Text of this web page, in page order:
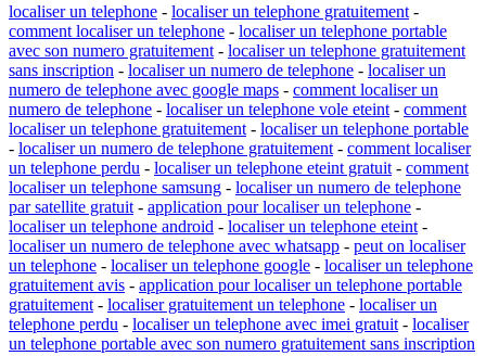
localiser un telephone - localiser un telephone gratuitement -
comment localiser un telephone - localiser un telephone portable
avec son numero gratuitement - localiser un telephone gratuitement
sans inscription - localiser un numero de telephone - localiser un
numero de telephone avec google maps - comment localiser un
numero de telephone - localiser un telephone vole eteint - comment
localiser un telephone gratuitement - localiser un telephone portable
- localiser un numero de telephone gratuitement - comment localiser
un telephone perdu - localiser un telephone eteint gratuit - comment
localiser un telephone samsung - localiser un numero de telephone
par satellite gratuit - application pour localiser un telephone -
localiser un telephone android - localiser un telephone eteint -
localiser un numero de telephone avec whatsapp - peut on localiser
un telephone - localiser un telephone google - localiser un telephone
gratuitement avis - application pour localiser un telephone portable
gratuitement - localiser gratuitement un telephone - localiser un
telephone perdu - localiser un telephone avec imei gratuit - localiser
un telephone portable avec son numero gratuitement sans inscription